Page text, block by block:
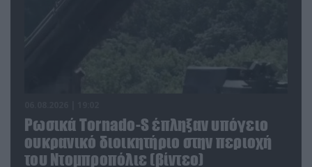
Ρωσικά Tornado-S έπληξαν υπόγειο
ουκρανικό διοικητήριο στην περιοχή
του Ντομπροπόλιε (βίντεο)